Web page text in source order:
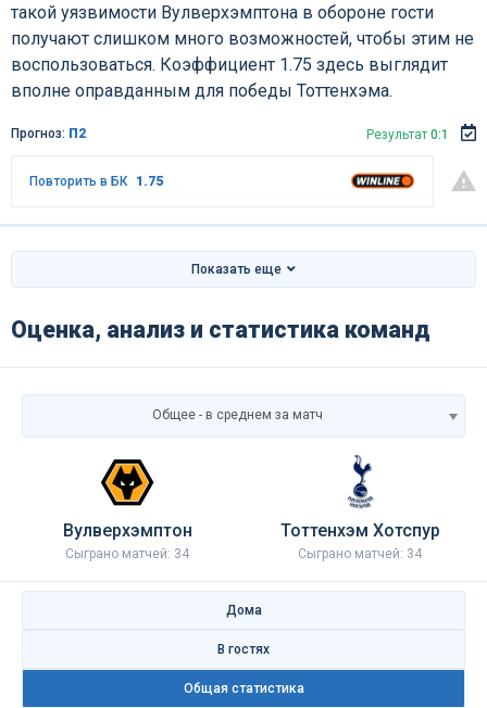
такой уязвимости Вулверхэмптона в обороне гости
получают слишком много возможностей, чтобы этим не
воспользоваться. Коэффициент 1.75 здесь выглядит
вполне оправданным для победы Тоттенхэма.
Прогноз: П2 Результат 0:1
Повторить в БК 1.75
Показать еще
Оценка, анализ и статистика команд
Вулверхэмптон
Сыграно матчей: 34
Общее - в среднем за матч
Тоттенхэм Хотспур
Сыграно матчей: 34
Дома
В гостях
Общая статистика